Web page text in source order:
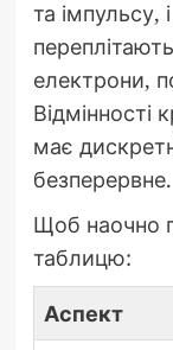
та імпульсу,
електрони,
Відмінності
має
безперервне.
Щоб наочно
таблицю:
Аспект